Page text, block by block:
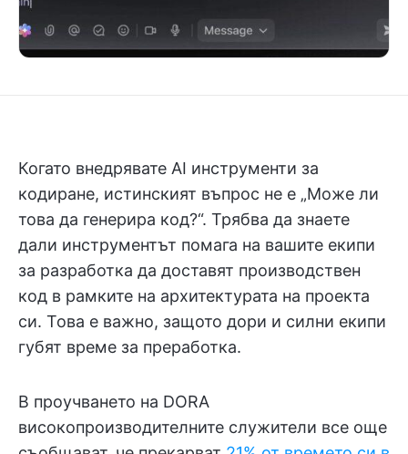
Когато внедрявате AI инструменти за
кодиране, истинският въпрос не е „Може ли
това да генерира код?“. Трябва да знаете
дали инструментът помага на вашите екипи
за разработка да доставят производствен
код в рамките на архитектурата на проекта
си. Това е важно, защото дори и силни екипи
губят време за преработка.
В проучването на DORA
високопроизводителните служители все още